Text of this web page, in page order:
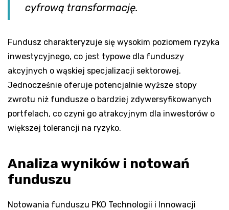
cyfrową transformację.
Fundusz charakteryzuje się wysokim poziomem ryzyka
inwestycyjnego, co jest typowe dla funduszy
akcyjnych o wąskiej specjalizacji sektorowej.
Jednocześnie oferuje potencjalnie wyższe stopy
zwrotu niż fundusze o bardziej zdywersyfikowanych
portfelach, co czyni go atrakcyjnym dla inwestorów o
większej tolerancji na ryzyko.
Analiza wyników i notowań
funduszu
Notowania funduszu PKO Technologii i Innowacji